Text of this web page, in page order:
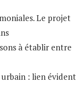
Le projet
à établir entre
: lien évident